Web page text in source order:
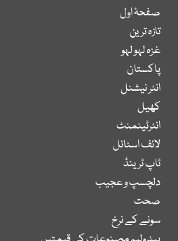
صفحۂ اول
تازہ ترین
غزہ لہو لہو
پاکستان
انٹر نیشنل
کھیل
انٹرٹینمنٹ
لائف اسٹائل
ٹاپ ٹرینڈ
دلچسپ و عجیب
صحت
سونے کے نرخ